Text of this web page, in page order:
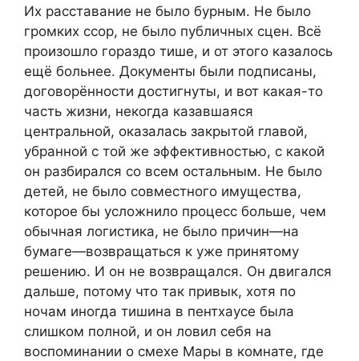
Их расставание не было бурным. Не было
громких ссор, не было публичных сцен. Всё
произошло гораздо тише, и от этого казалось
ещё больнее. Документы были подписаны,
договорённости достигнуты, и вот какая-то
часть жизни, некогда казавшаяся
центральной, оказалась закрытой главой,
убранной с той же эффективностью, с какой
он разбирался со всем остальным. Не было
детей, не было совместного имущества,
которое бы усложнило процесс больше, чем
обычная логистика, не было причин—на
бумаге—возвращаться к уже принятому
решению. И он не возвращался. Он двигался
дальше, потому что так привык, хотя по
ночам иногда тишина в пентхаусе была
слишком полной, и он ловил себя на
воспоминании о смехе Мары в комнате, где